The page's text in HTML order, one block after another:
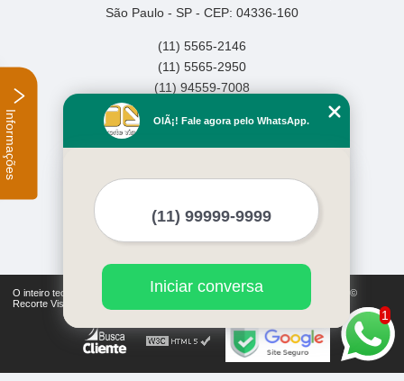
São Paulo - SP - CEP: 04336-160
(11) 5565-2146
(11) 5565-2950
(11) 94559-7008
Home
Serviços
Mapa do site
Mais Serviços
O inteiro teor deste site está sujeito à proteção de direitos autorais. Copyright©
Recorte Visual (Lei 9610 de 19/02/1998)
1
OlÃ¡! Fale agora pelo WhatsApp.
Iniciar conversa
Informações